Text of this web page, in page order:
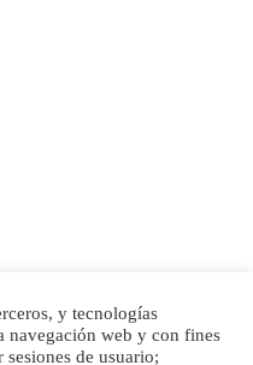
PERDIDO HOY 06/07/2025 ZONA
y tecnologías
navegación web y con fines
de usuario;